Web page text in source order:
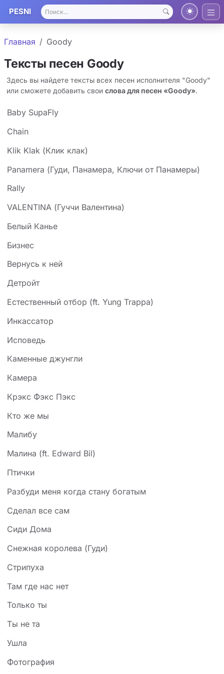
PESNI
Главная Goody
Тексты песен Goody
Здесь вы найдете тексты всех песен исполнителя "Goody"
или сможете добавить свои слова для песен «Goody».
Baby SupaFly
Chain
Klik Klak (Клик клак)
Panamera (Гуди, Панамера, Ключи от Панамеры)
Rally
VALENTINA (Гуччи Валентина)
Белый Канье
Бизнес
Вернусь к ней
Детройт
Естественный отбор (ft. Yung Trappa)
Инкассатор
Исповедь
Каменные джунгли
Камера
Крэкс Фэкс Пэкс
Кто же мы
Малибу
Малина (ft. Edward Bil)
Птички
Разбуди меня когда стану богатым
Сделал все сам
Сиди Дома
Снежная королева (Гуди)
Стрипуха
Там где нас нет
Только ты
Ты не та
Ушла
Фотография